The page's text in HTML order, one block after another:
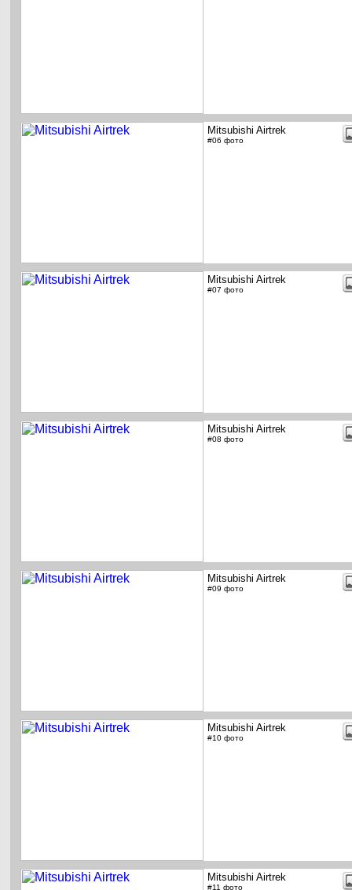
Mitsubishi Airtrek
#06 фото
Mitsubishi Airtrek
#07 фото
Mitsubishi Airtrek
#08 фото
Mitsubishi Airtrek
#09 фото
Mitsubishi Airtrek
#10 фото
Mitsubishi Airtrek
#11 фото